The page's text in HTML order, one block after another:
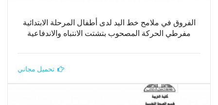
الفروق في ملامح خط اليد لدى أطفال المرحلة الابتدائية
مفرطي الحركة المصحوب بتشتت الانتباه والاندفاعية
تحميل مجاني